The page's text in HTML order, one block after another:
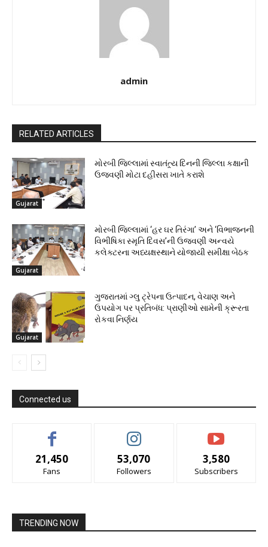
admin
RELATED ARTICLES
Gujarat
મોરબી જિલ્લામાં સ્વાતંત્ર્ય દિનની જિલ્લા કક્ષાની
ઉજવણી મોટા દહીસરા ખાતે કરાશે
Gujarat
મોરબી જિલ્લામાં ‘હર ઘર તિરંગા’ અને ‘વિભાજનની
વિભીષિકા સ્મૃતિ દિવસ’ની ઉજવણી અન્વયે
કલેક્ટરના અધ્યક્ષસ્થાને યોજાયી સમીક્ષા બેઠક
Gujarat
ગુજરાતમાં ગ્લુ ટ્રેપના ઉત્પાદન, વેચાણ અને
ઉપયોગ પર પ્રતિબંધ: પ્રાણીઓ સામેની ક્રૂરતા
રોકવા નિર્ણય
Connected us
21,450
Fans
53,070
Followers
3,580
Subscribers
TRENDING NOW